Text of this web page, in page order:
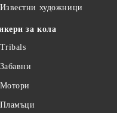
Известни художници
за кола
Tribals
Забавни
Мотори
Пламъци